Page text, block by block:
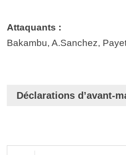
Attaquants :
Bakambu, A.Sanchez,
Déclarations d’avant-